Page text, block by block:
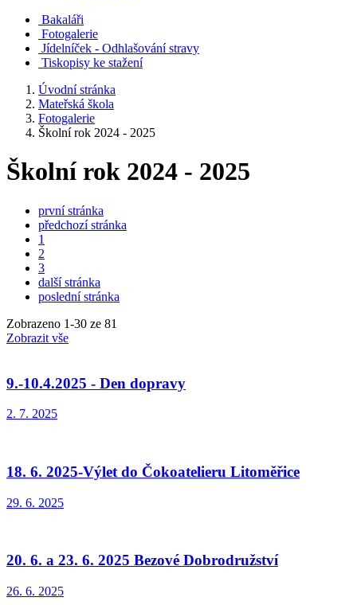
Bakaláři
Fotogalerie
Jídelníček - Odhlašování stravy
Tiskopisy ke stažení
Úvodní stránka
Mateřská škola
Fotogalerie
Školní rok 2024 - 2025
Školní rok 2024 - 2025
první stránka
předchozí stránka
1
2
3
další stránka
poslední stránka
Zobrazeno 1-30 ze 81
Zobrazit vše
9.-10.4.2025 - Den dopravy
2. 7. 2025
18. 6. 2025-Výlet do Čokoatelieru Litoměřice
29. 6. 2025
20. 6. a 23. 6. 2025 Bezové Dobrodružství
26. 6. 2025